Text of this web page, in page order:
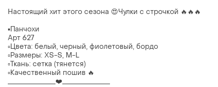
Настоящий хит этого сезона 😍Чулки с строчкой 🔥🔥🔥
▪️Панчохи
Арт 627
▫️Цвета: белый, черный, фиолетовый, бордо
▫️Размеры: XS-S, M-L
▫️Ткань: сетка (тянется)
▫️Качественный пошив 🔥
______________❤️______________